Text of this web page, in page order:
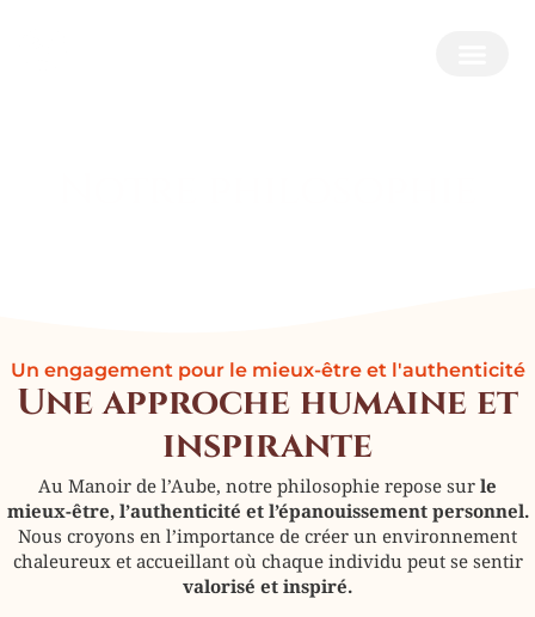
Un engagement pour le mieux-être et l'authenticité
Une approche humaine et
inspirante
Au Manoir de l’Aube, notre philosophie repose sur le
mieux-être, l’authenticité et l’épanouissement personnel.
Nous croyons en l’importance de créer un environnement
chaleureux et accueillant où chaque individu peut se sentir
valorisé et inspiré.